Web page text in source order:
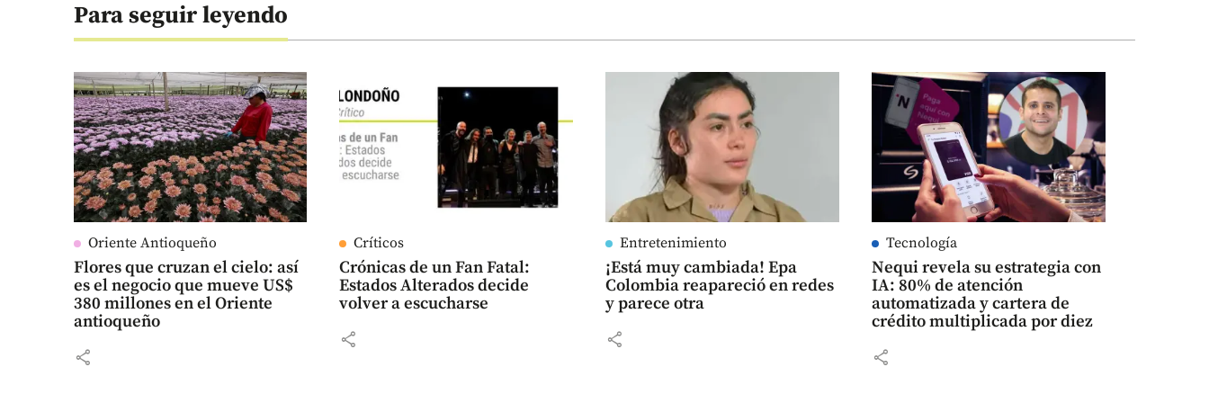
Para seguir leyendo
Oriente Antioqueño
Flores que cruzan el cielo: así
es el negocio que mueve US$
380 millones en el Oriente
antioqueño
share
Críticos
Crónicas de un Fan Fatal:
Estados Alterados decide
volver a escucharse
share
Entretenimiento
¡Está muy cambiada! Epa
Colombia reapareció en redes
y parece otra
share
Tecnología
Nequi revela su estrategia con
IA: 80% de atención
automatizada y cartera de
crédito multiplicada por diez
share